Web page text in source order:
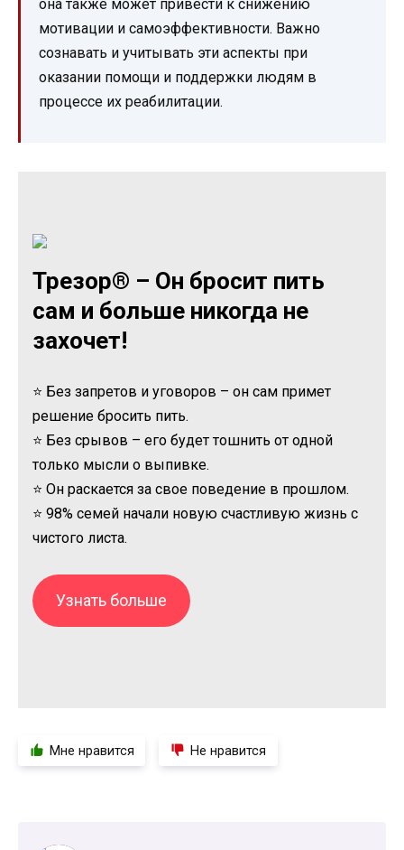
она также может привести к снижению
мотивации и самоэффективности. Важно
сознавать и учитывать эти аспекты при
оказании помощи и поддержки людям в
процессе их реабилитации.
Трезор® – Он бросит пить
сам и больше никогда не
захочет!
⭐ Без запретов и уговоров – он сам примет
решение бросить пить.
⭐ Без срывов – его будет тошнить от одной
только мысли о выпивке.
⭐ Он раскается за свое поведение в прошлом.
⭐ 98% семей начали новую счастливую жизнь с
чистого листа.
Узнать больше
Мне нравится Не нравится